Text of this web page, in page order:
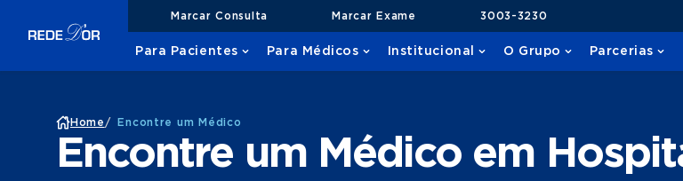
Marcar Consulta Marcar Exame 3003-3230
Para Pacientes Para Médicos Institucional O Grupo Parcerias
Home / Encontre um Médico
Encontre um Médico em